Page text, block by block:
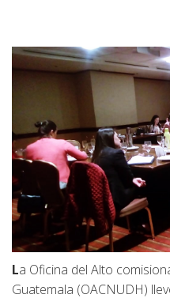
La Oficina del Alto
Guatemala (OACNUDH)